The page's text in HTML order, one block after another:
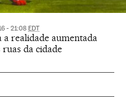
- 21:08 EDT
realidade aumentada
da cidade